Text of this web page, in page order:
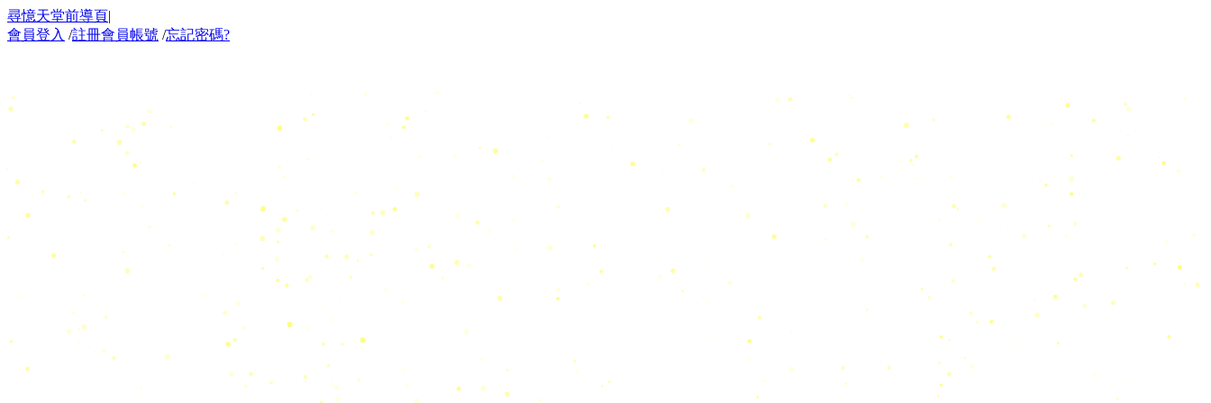
尋憶天堂前導頁|
會員登入 /註冊會員帳號 /忘記密碼?